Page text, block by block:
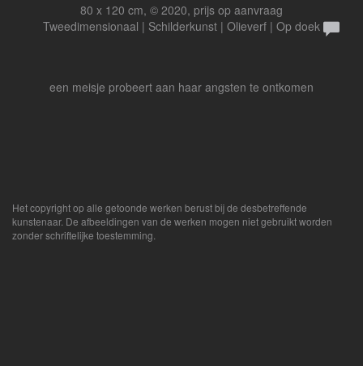
80 x 120 cm, © 2020, prijs op aanvraag
Tweedimensionaal | Schilderkunst | Olieverf | Op doek
een meisje probeert aan haar angsten te ontkomen
Het copyright op alle getoonde werken berust bij de desbetreffende
kunstenaar. De afbeeldingen van de werken mogen niet gebruikt worden
zonder schriftelijke toestemming.